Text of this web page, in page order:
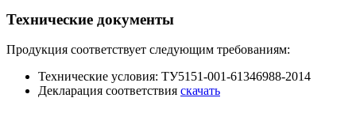
Технические документы
Продукция соответствует следующим требованиям:
Технические условия: ТУ5151-001-61346988-2014
Декларация соответствия скачать